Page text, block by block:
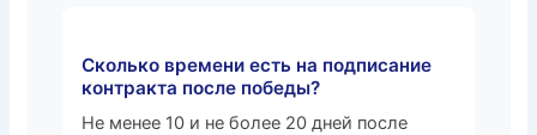
Сколько времени есть на подписание
контракта после победы?
Не менее 10 и не более 20 дней после